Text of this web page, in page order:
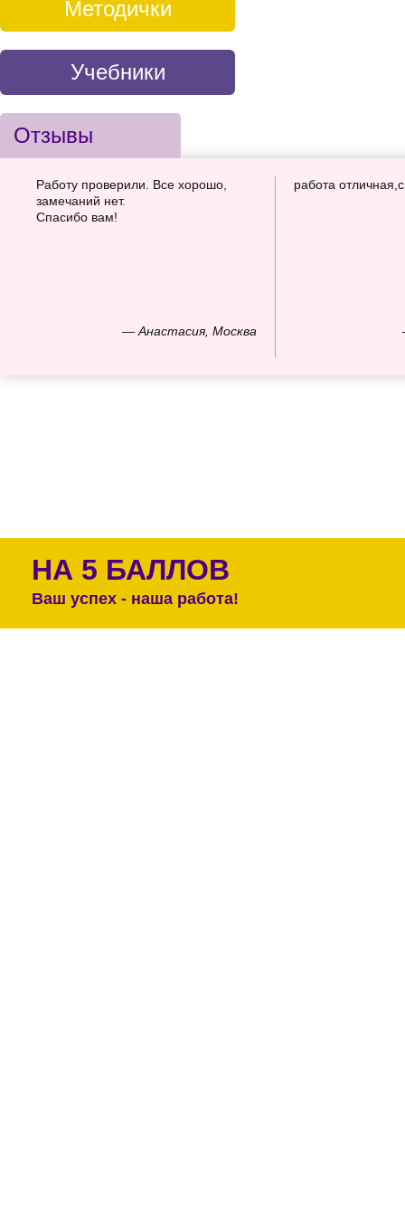
Методички
Учебники
Отзывы
— Анастасия, Москва
Работу проверили. Все хорошо,
замечаний нет.
Спасибо вам!
работа
НА 5 БАЛЛОВ
Ваш успех - наша работа!